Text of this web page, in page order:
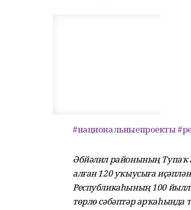
#национальныепроекты
Әбйәлил районының Тупаҡ
алған 120 уҡыусыға
Республикаһының 100
төрлө сәбәптәр